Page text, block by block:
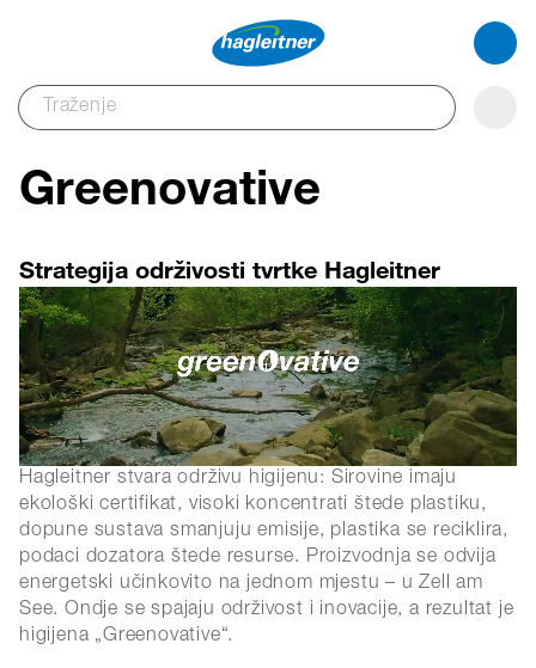
Greenovative
Strategija održivosti tvrtke Hagleitner
Hagleitner stvara održivu higijenu: Sirovine imaju
ekološki certifikat, visoki koncentrati štede plastiku,
dopune sustava smanjuju emisije, plastika se reciklira,
podaci dozatora štede resurse. Proizvodnja se odvija
energetski učinkovito na jednom mjestu – u Zell am
See. Ondje se spajaju održivost i inovacije, a rezultat je
higijena „Greenovative“.